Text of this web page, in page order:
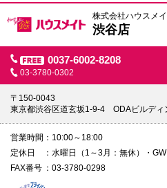
株式会社ハウスメ
渋谷店
0037-6002-8208
03-3780-0302
〒150-0043
東京都渋谷区道玄坂1-9-4 ODAビルディ
営業時間
10:00～18:00
定休日
水曜日（1～3月：無休）・
FAX番号
03-3780-0298